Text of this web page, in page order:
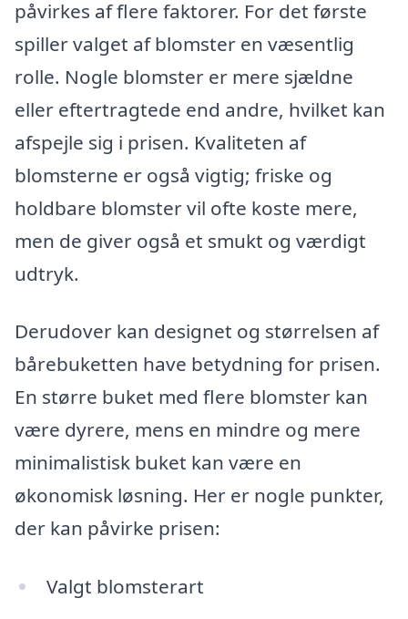
påvirkes af flere faktorer. For det første
spiller valget af blomster en væsentlig
rolle. Nogle blomster er mere sjældne
eller eftertragtede end andre, hvilket kan
afspejle sig i prisen. Kvaliteten af
blomsterne er også vigtig; friske og
holdbare blomster vil ofte koste mere,
men de giver også et smukt og værdigt
udtryk.
Derudover kan designet og størrelsen af
bårebuketten have betydning for prisen.
En større buket med flere blomster kan
være dyrere, mens en mindre og mere
minimalistisk buket kan være en
økonomisk løsning. Her er nogle punkter,
der kan påvirke prisen:
Valgt blomsterart